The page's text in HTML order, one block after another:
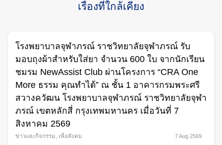
เรื่องที่ใกล้เคียง
โรงพยาบาลจุฬาภรณ์ ราชวิทยาลัยจุฬาภรณ์ รับ
มอบถุงผ้าสำหรับใส่ยา จำนวน 600 ใบ จากนักเรียน
ชมรม NewAssist Club ผ่านโครงการ “CRA One
More ธรรม คุณทำได้” ณ ชั้น 1 อาคารกรมพระศรี
สวางควัฒน โรงพยาบาลจุฬาภรณ์ ราชวิทยาลัยจุฬา
ภรณ์ เขตหลักสี่ กรุงเทพมหานคร เมื่อวันที่ 7
สิงหาคม 2569
ข่าวและกิจกรรม เพื่อสังคม 7 Aug 2569